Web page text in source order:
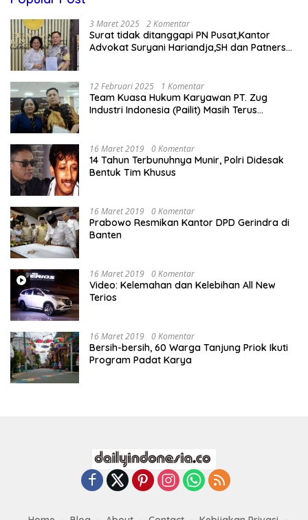
3 Maret 2025 2 Komentar
Surat tidak ditanggapi PN Pusat,Kantor
Advokat Suryani Hariandja,SH dan Patners
12 Februari 2025 1 Komentar
Team Kuasa Hukum Karyawan PT. Zug
Industri Indonesia (Pailit) Masih Terus
16 Maret 2019 0 Komentar
14 Tahun Terbunuhnya Munir, Polri Didesak
Bentuk Tim Khusus
16 Maret 2019 0 Komentar
Prabowo Resmikan Kantor DPD Gerindra di
Banten
16 Maret 2019 0 Komentar
Video: Kelemahan dan Kelebihan All New
Terios
16 Maret 2019 0 Komentar
Bersih-bersih, 60 Warga Tanjung Priok Ikuti
Program Padat Karya